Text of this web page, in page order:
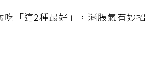
吃「這2種最好」，消脹氣有妙招